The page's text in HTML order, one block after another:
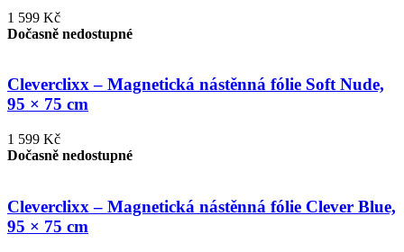
1 599 Kč
Dočasně nedostupné
Cleverclixx – Magnetická nástěnná fólie Soft Nude,
95 × 75 cm
1 599 Kč
Dočasně nedostupné
Cleverclixx – Magnetická nástěnná fólie Clever Blue,
95 × 75 cm